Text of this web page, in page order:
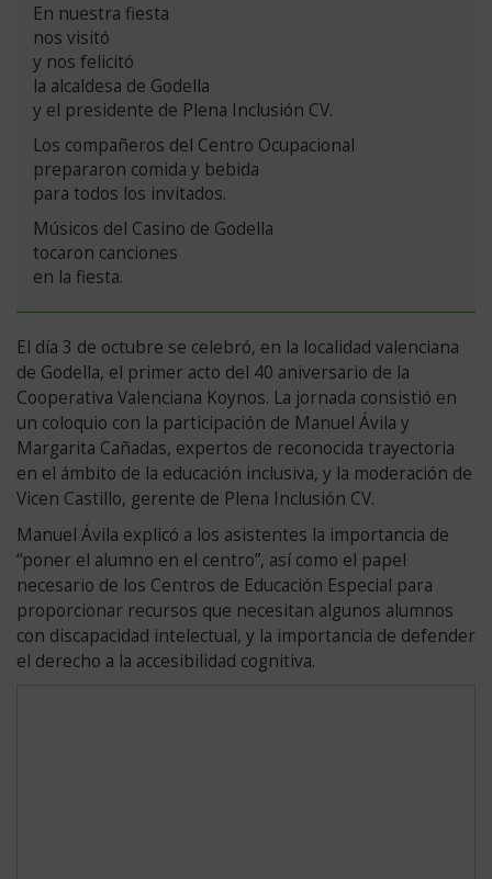
En nuestra fiesta
nos visitó
y nos felicitó
la alcaldesa de Godella
y el presidente de Plena Inclusión CV.
Los compañeros del Centro Ocupacional
prepararon comida y bebida
para todos los invitados.
Músicos del Casino de Godella
tocaron canciones
en la fiesta.
Versión
completa
El día 3 de octubre se celebró, en la localidad valenciana
de Godella, el primer acto del 40 aniversario de la
Cooperativa Valenciana Koynos. La jornada consistió en
un coloquio con la participación de Manuel Ávila y
Margarita Cañadas, expertos de reconocida trayectoria
en el ámbito de la educación inclusiva, y la moderación de
Vicen Castillo, gerente de Plena Inclusión CV.
Manuel Ávila explicó a los asistentes la importancia de
“poner el alumno en el centro”, así como el papel
necesario de los Centros de Educación Especial para
proporcionar recursos que necesitan algunos alumnos
con discapacidad intelectual, y la importancia de defender
el derecho a la accesibilidad cognitiva.